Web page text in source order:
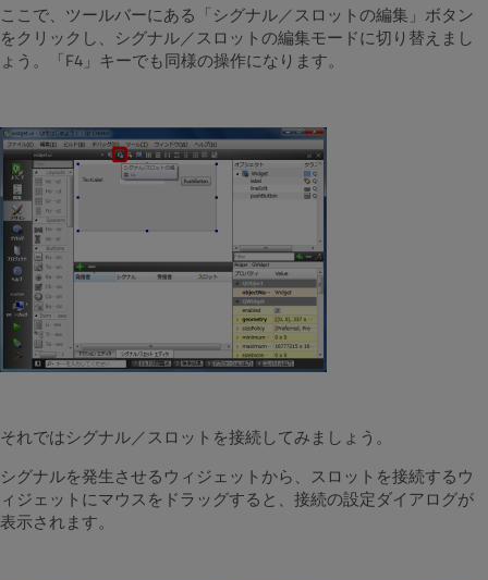
ここで、ツールバーにある「シグナル／スロットの編集」ボタン
をクリックし、シグナル／スロットの編集モードに切り替えまし
ょう。「F4」キーでも同様の操作になります。
それではシグナル／スロットを接続してみましょう。
シグナルを発生させるウィジェットから、スロットを接続するウ
ィジェットにマウスをドラッグすると、接続の設定ダイアログが
表示されます。